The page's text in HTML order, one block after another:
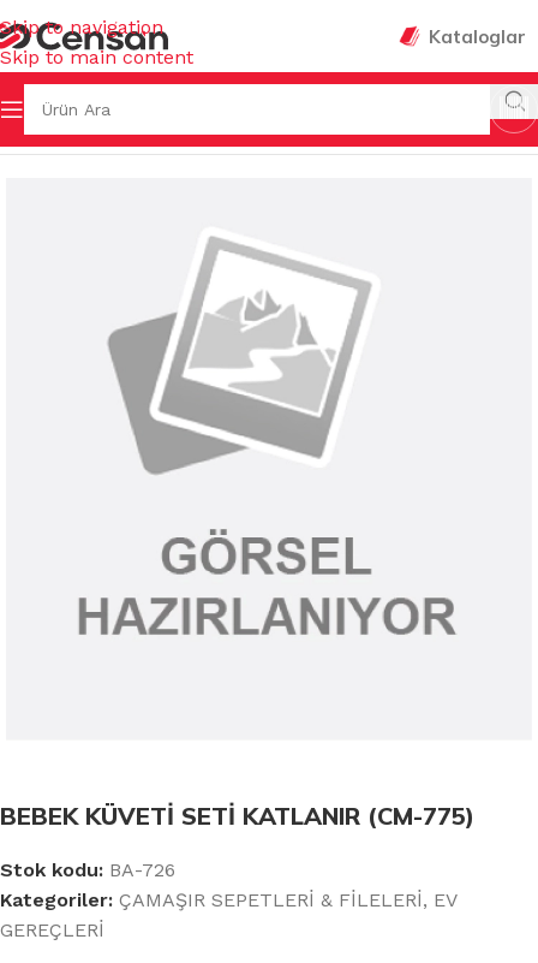
Skip to navigation
Skip to main content
Kataloglar
Sayfa ÇAMAŞIR SEPETLERİ & FİLELERİ
BEBEK KÜVETİ SETİ KATLANIR (CM-775)
Stok kodu: BA-726
Kategoriler: ÇAMAŞIR SEPETLERİ & FİLELERİ, EV
GEREÇLERİ